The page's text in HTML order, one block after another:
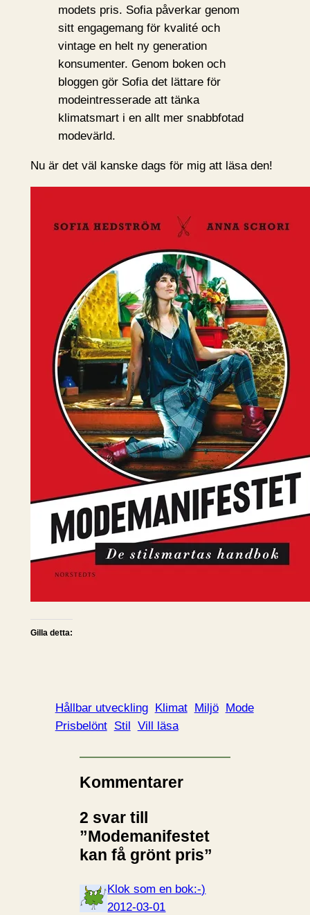
modets pris. Sofia påverkar genom
sitt engagemang för kvalité och
vintage en helt ny generation
konsumenter. Genom boken och
bloggen gör Sofia det lättare för
modeintresserade att tänka
klimatsmart i en allt mer snabbfotad
modevärld.
Nu är det väl kanske dags för mig att läsa den!
Gilla detta:
Hållbar utveckling Klimat Miljö
Mode
Prisbelönt Stil Vill läsa
Kommentarer
2 svar till
”Modemanifestet
kan få grönt pris”
Klok som en bok:-)
2012-03-01